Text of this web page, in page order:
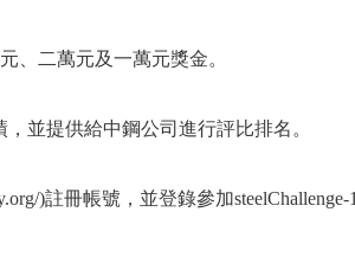
、二萬元及一萬元獎金。
，並提供給中鋼公司進行評比排名。
)註冊帳號，並登錄參加steelChallenge-